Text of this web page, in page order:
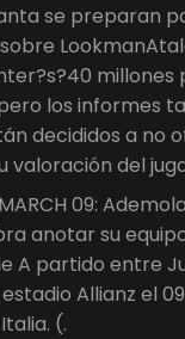
se preparan
millones
los informes
decididos a no
valoración del
09:
anotar su
A partido entre
Allianz el
(.